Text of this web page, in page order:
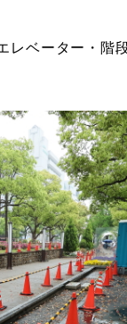
レベーター・階